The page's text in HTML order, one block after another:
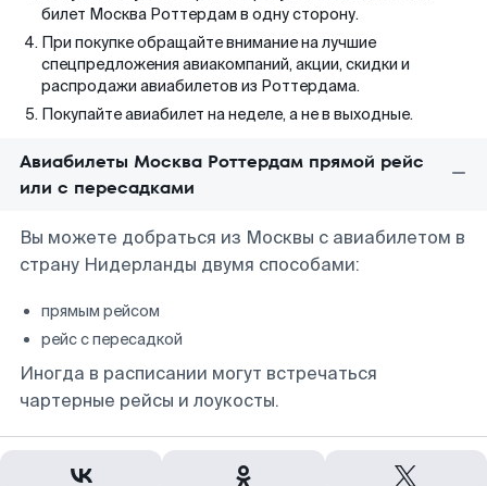
билет Москва Роттердам в одну сторону.
При покупке обращайте внимание на лучшие
спецпредложения авиакомпаний, акции, скидки и
распродажи авиабилетов из Роттердама.
Покупайте авиабилет на неделе, а не в выходные.
Авиабилеты Москва Роттердам прямой рейс
или с пересадками
Вы можете добраться из Москвы с авиабилетом в
страну Нидерланды двумя способами:
прямым рейсом
рейс с пересадкой
Иногда в расписании могут встречаться
чартерные рейсы и лоукосты.